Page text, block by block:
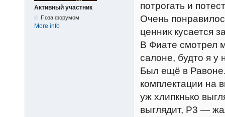
Активный участник
Поза форумом
More info
потрогать и
Очень
ценник кусается
В Фиате смотрел
салоне, будто я у
Был ещё в
комплектации на
уж хлипкнько
выглядит, Р3 —